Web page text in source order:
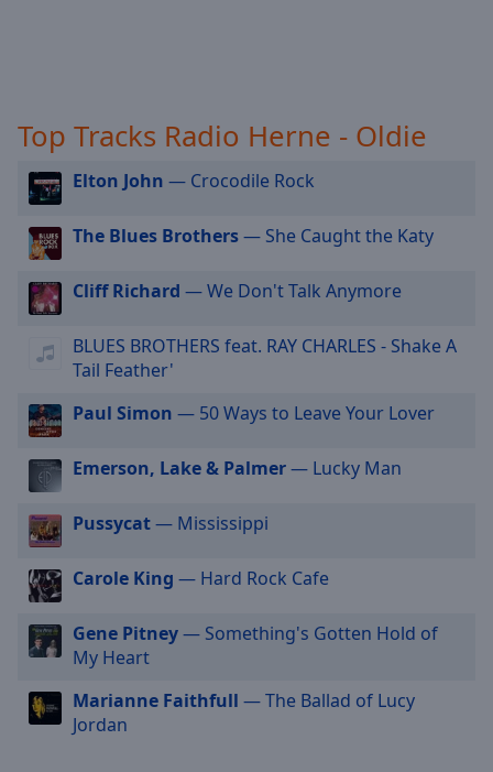
dialog
window.
Escape
cancel
close
window.
Text
Color
Opacity
Text
Background
Color
Opacity
Top Tracks Radio Herne - Oldie
Elton John — Crocodile Rock
The Blues Brothers— She Caught the Katy
Cliff Richard — We Don't Talk Anymore
BLUES BROTHERS feat. RAY CHARLES - Shake A
Tail Feather'
Paul Simon — 50 Ways to Leave Your Lover
Emerson, Lake & Palmer— Lucky Man
Pussycat— Mississippi
Carole King — Hard Rock Cafe
Gene Pitney— Something's Gotten Hold of
My Heart
Marianne Faithfull — The Ballad of Lucy
Jordan